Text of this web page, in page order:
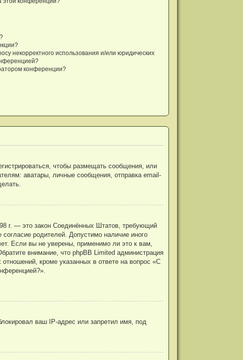
некорректного использования и/или юридических
конференции?
чтобы размещать сообщения, или
аватары, личные сообщения, отправка email-
г. — это закон Соединённых Штатов, требующий
родителей. Допустимо наличие иного
Если вы не уверены, применимо ли это к вам,
внимание, что phpBB Limited администрация
кроме указанных в ответе на вопрос «С
ваш IP-адрес или запретил имя, под